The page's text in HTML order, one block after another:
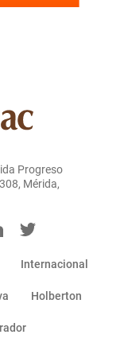
Progreso
Mérida,
Internacional
Holberton